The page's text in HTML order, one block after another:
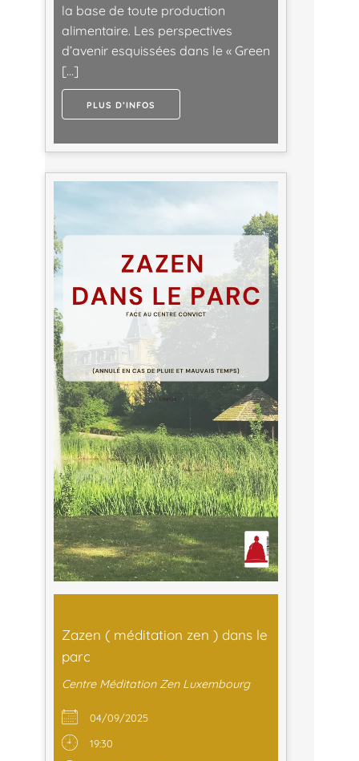
la base de toute production
alimentaire. Les perspectives
d’avenir esquissées dans le « Green
[…]
PLUS D’INFOS
Zazen ( méditation zen ) dans le
parc
Centre Méditation Zen Luxembourg
04/09/2025
19:30